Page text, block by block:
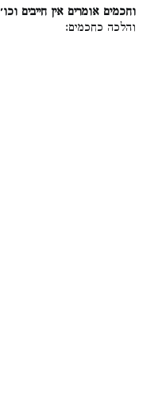
וחכמים אומרים אין חייבים וכו׳
והלכה כחכמים: